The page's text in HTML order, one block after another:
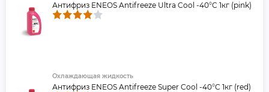
Антифриз ENEOS Antifreeze Ultra Cool -40°C 1кг (pink)
Охлаждающая жидкость
Антифриз ENEOS Antifreeze Super Cool -40°C 1кг (red)